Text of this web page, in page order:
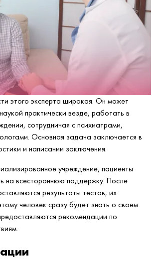
этого эксперта широкая. Он может
практически везде, работать в
сотрудничая с психиатрами,
Основная задача заключается в
и написании заключения.
учреждение, пациенты
на всестороннюю поддержку. После
результаты тестов, их
человек сразу будет знать о своем
рекомендации по